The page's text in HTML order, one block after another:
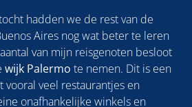
hadden we de rest van de
Aires nog wat beter te leren
van mijn reisgenoten besloot
wijk Palermo te nemen. Dit is een
veel restaurantjes en
onafhankelijke winkels en